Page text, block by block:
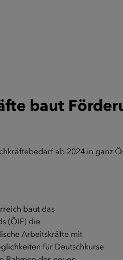
baut
ab 2024 in ganz
baut das
(ÖIF) die
Arbeitskräfte mit
für Deutschkurse